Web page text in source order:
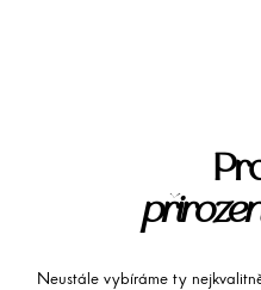
Neustále vybíráme ty